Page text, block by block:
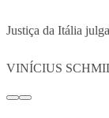
Justiça da Itália
VINÍCIUS